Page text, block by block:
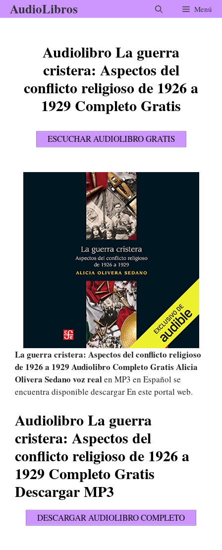
Saltar
al
AudioLibros Menú
Audiolibro La guerra
cristera: Aspectos del
conflicto religioso de 1926 a
1929 Completo Gratis
ESCUCHAR AUDIOLIBRO GRATIS
La guerra cristera: Aspectos del conflicto religioso
de 1926 a 1929 Audiolibro Completo Gratis Alicia
Olivera Sedano voz realen MP3 en Español se
encuentra disponible descargar En este portal web.
Audiolibro La guerra
cristera: Aspectos del
conflicto religioso de 1926 a
1929 Completo Gratis
Descargar MP3
DESCARGAR AUDIOLIBRO COMPLETO